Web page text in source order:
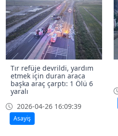
Tır refüje devrildi, yardım
etmek için duran araca
başka araç çarptı: 1 Ölü 6
yaralı
2026-04-26 16:09:39
Asayiş